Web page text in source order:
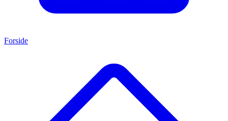
Forside